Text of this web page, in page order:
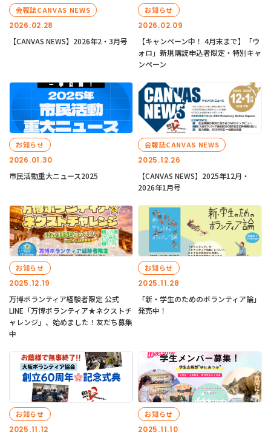
2026.02.28
会報誌CANVAS NEWS
【CANVAS NEWS】2026年2・3月号
2026.02.09
お知らせ
【キャンペーン中！ 4月末まで】「ウ
ォロ」新規購読申込者限定・特別キャ
ンペーン
2026.01.30
お知らせ
市民活動重大ニュース2025
2025.12.26
会報誌CANVAS NEWS
【CANVAS NEWS】2025年12月・
2026年1月号
2025.12.19
お知らせ
万博ボランティア経験者限定 公式
LINE「万博ボランティア★ネクストチ
ャレンジ」、始めました！友だち募集
中
2025.11.28
お知らせ
「新・学生のためのボランティア論」
発売中！
2025.11.12
お知らせ
2025.11.10
お知らせ